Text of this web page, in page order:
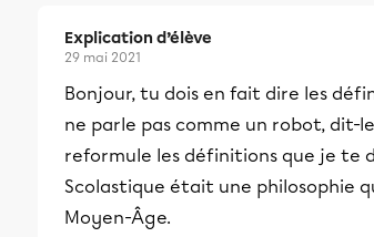
Explication d’élève
29 mai 2021
Bonjour, tu dois en fait dire les
ne parle pas comme un robot, dit-
reformule les définitions que je te
Scolastique était une philosophie
Moyen-Âge.